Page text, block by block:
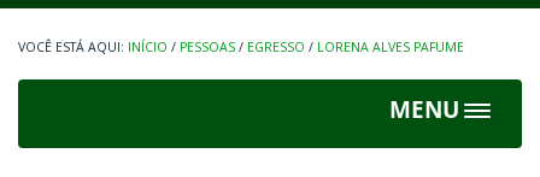
INÍCIO / PESSOAS / EGRESSO / LORENA ALVES PAFUME
MENU
Toggle